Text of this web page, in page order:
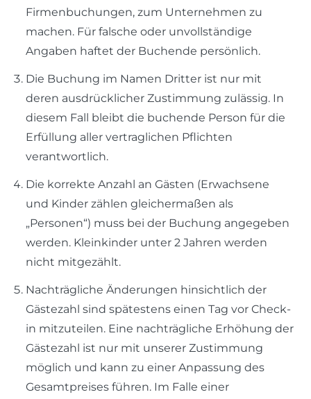
Firmenbuchungen, zum Unternehmen zu
machen. Für falsche oder unvollständige
Angaben haftet der Buchende persönlich.​
Die Buchung im Namen Dritter ist nur mit
deren ausdrücklicher Zustimmung zulässig. In
diesem Fall bleibt die buchende Person für die
Erfüllung aller vertraglichen Pflichten
verantwortlich.
Die korrekte Anzahl an Gästen (Erwachsene
und Kinder zählen gleichermaßen als
„Personen“) muss bei der Buchung angegeben
werden. Kleinkinder unter 2 Jahren werden
nicht mitgezählt.
Nachträgliche Änderungen hinsichtlich der
Gästezahl sind spätestens einen Tag vor Check-
in mitzuteilen. Eine nachträgliche Erhöhung der
Gästezahl ist nur mit unserer Zustimmung
möglich und kann zu einer Anpassung des
Gesamtpreises führen. Im Falle einer